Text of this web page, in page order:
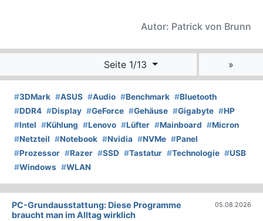
Autor: Patrick von Brunn
Seite 1/13 »
#3DMark #ASUS #Audio #Benchmark #Bluetooth
#DDR4 #Display #GeForce #Gehäuse #Gigabyte #HP
#Intel #Kühlung #Lenovo #Lüfter #Mainboard #Micron
#Netzteil #Notebook #Nvidia #NVMe #Panel
#Prozessor #Razer #SSD #Tastatur #Technologie #USB
#Windows #WLAN
PC-Grundausstattung: Diese Programme
braucht man im Alltag wirklich
05.08.2026